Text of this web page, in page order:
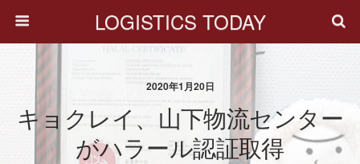
LOGISTICS TODAY
2020年1月20日
キョクレイ、山下物流センター
がハラール認証取得